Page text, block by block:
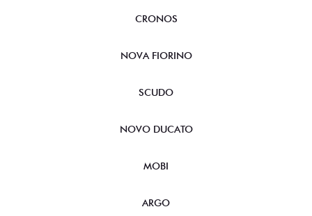
CRONOS
NOVA FIORINO
SCUDO
NOVO DUCATO
MOBI
ARGO